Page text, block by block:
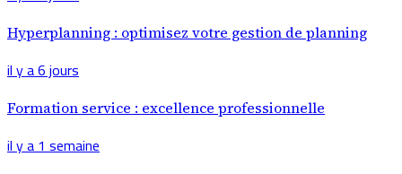
Hyperplanning : optimisez votre gestion de planning
il y a 6 jours
Formation service : excellence professionnelle
il y a 1 semaine